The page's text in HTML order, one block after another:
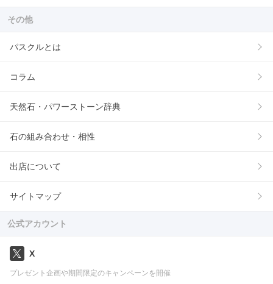
その他
パスクルとは
コラム
天然石・パワーストーン辞典
石の組み合わせ・相性
出店について
サイトマップ
公式アカウント
X
プレゼント企画や期間限定のキャンペーンを開催